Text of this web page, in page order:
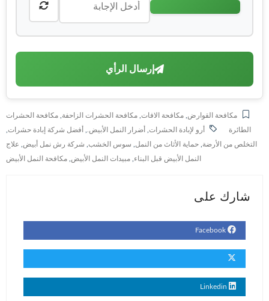
إرسال الرأي
مكافحة القوارض مكافحة الافات مكافحة الحشرات الزاحفة مكافحة الحشرات
الطائرة
أرو لإبادة الحشرات أضرار النمل الأبيض. أفضل شركة إبادة حشرات
التخلص من الأرضة حماية الأثاث من النمل سوس الخشب شركة رش نمل أبيض
علاج
النمل الأبيض قبل البناء مبيدات النمل الأبيض مكافحة النمل الأبيض
شارك على